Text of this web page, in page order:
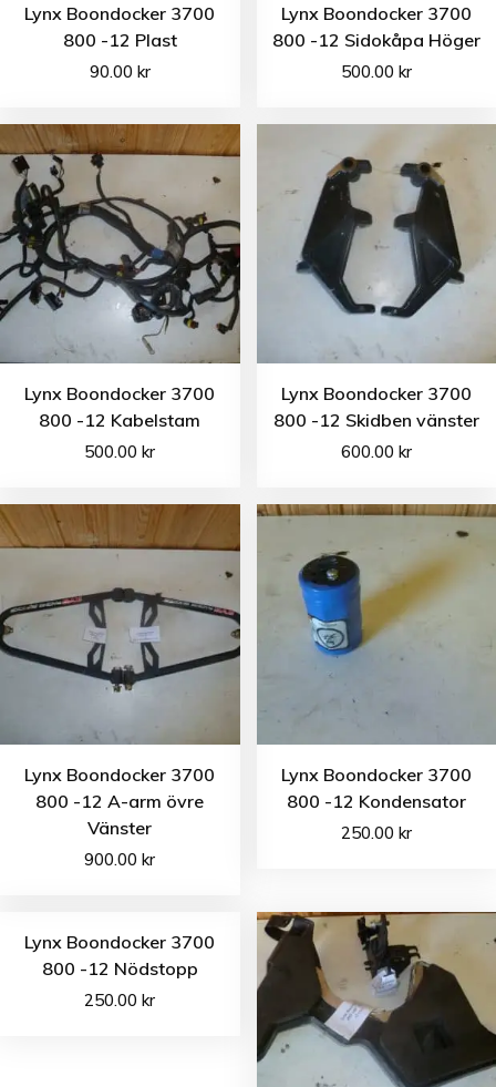
Lynx Boondocker 3700
800 -12 Plast
90.00 kr
Lynx Boondocker 3700
800 -12 Sidokåpa Höger
500.00 kr
Lynx Boondocker 3700
800 -12 Kabelstam
500.00kr
Lynx Boondocker 3700
800 -12 Skidben vänster
600.00 kr
Lynx Boondocker 3700
800 -12 A-arm övre
Vänster
900.00kr
Lynx Boondocker 3700
800 -12 Kondensator
250.00 kr
Lynx Boondocker 3700
800 -12 Nödstopp
250.00kr